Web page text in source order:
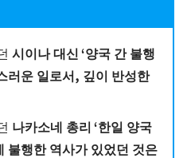
시이나 대신 ‘양국 간 불행
러운 일로서, 깊이 반성한
나카소네 총리 ‘한일 양국
불행한 역사가 있었던 것은